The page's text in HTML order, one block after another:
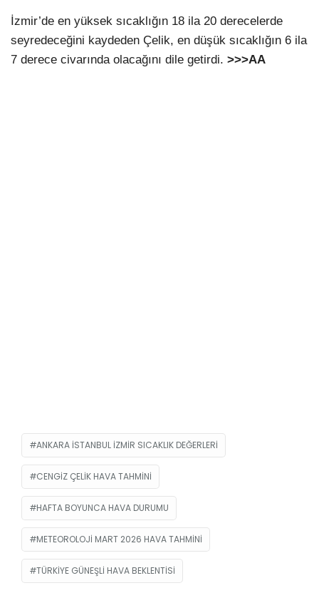
İzmir’de en yüksek sıcaklığın 18 ila 20 derecelerde
seyredeceğini kaydeden Çelik, en düşük sıcaklığın 6 ila
7 derece civarında olacağını dile getirdi. >>>AA
ANKARA İSTANBUL İZMIR SICAKLIK DEĞERLERI
CENGIZ ÇELIK HAVA TAHMINI
HAFTA BOYUNCA HAVA DURUMU
METEOROLOJI MART 2026 HAVA TAHMINI
TÜRKIYE GÜNEŞLI HAVA BEKLENTISI